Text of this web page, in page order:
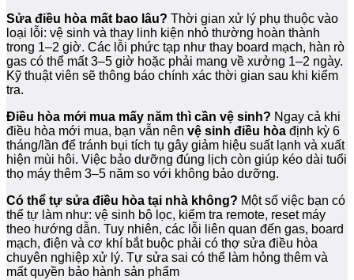
Sửa điều hòa mất bao lâu? Thời gian xử lý phụ thuộc vào
loại lỗi: vệ sinh và thay linh kiện nhỏ thường hoàn thành
trong 1–2 giờ. Các lỗi phức tạp như thay board mạch, hàn rò
gas có thể mất 3–5 giờ hoặc phải mang về xưởng 1–2 ngày.
Kỹ thuật viên sẽ thông báo chính xác thời gian sau khi kiểm
tra.
Điều hòa mới mua mấy năm thì cần vệ sinh? Ngay cả khi
điều hòa mới mua, bạn vẫn nên vệ sinh điều hòa định kỳ 6
tháng/lần để tránh bụi tích tụ gây giảm hiệu suất lạnh và xuất
hiện mùi hôi. Việc bảo dưỡng đúng lịch còn giúp kéo dài tuổi
thọ máy thêm 3–5 năm so với không bảo dưỡng.
Có thể tự sửa điều hòa tại nhà không? Một số việc bạn có
thể tự làm như: vệ sinh bộ lọc, kiểm tra remote, reset máy
theo hướng dẫn. Tuy nhiên, các lỗi liên quan đến gas, board
mạch, điện và cơ khí bắt buộc phải có thợ sửa điều hòa
chuyên nghiệp xử lý. Tự sửa sai có thể làm hỏng thêm và
mất quyền bảo hành sản phẩm